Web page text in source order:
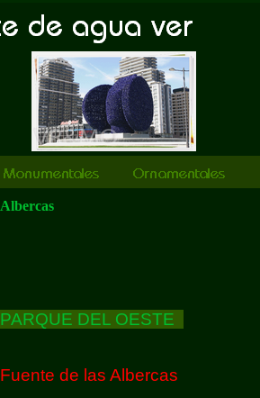
Albercas
PARQUE DEL OESTE
Fuente de las Albercas